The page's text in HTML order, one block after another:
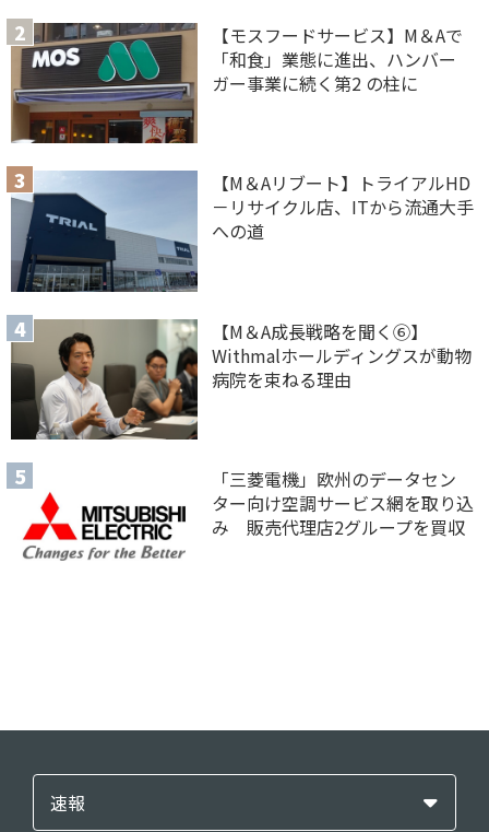
【モスフードサービス】M＆Aで
「和食」業態に進出、ハンバー
ガー事業に続く第2 の柱に
【M＆Aリブート】トライアルHD
－リサイクル店、ITから流通大手
への道
【M＆A 成長戦略を聞く⑥】
Withmalホールディングスが動物
病院を束ねる理由
「三菱電機」欧州のデータセン
ター向け空調サービス網を取り込
み 販売代理店2グループを買収
速報